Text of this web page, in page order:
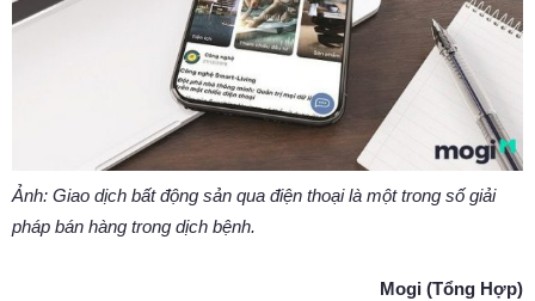
Ảnh: Giao dịch bất động sản qua điện thoại là một trong số giải
pháp bán hàng trong dịch bệnh.
Mogi (Tổng Hợp)